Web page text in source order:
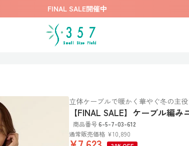
FINAL SALE開催中
立体ケーブルで暖かく華やぐ冬の主役
【FINAL SALE】ケーブル編み
商品番号6-5-7-03-612
通常販売価格 ¥10,890